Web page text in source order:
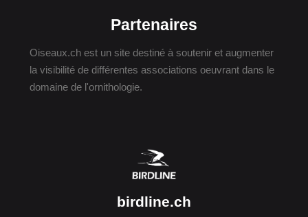
Partenaires
Oiseaux.ch est un site destiné à soutenir et augmenter
la visibilité de différentes associations oeuvrant dans le
domaine de l'ornithologie.
birdline.ch